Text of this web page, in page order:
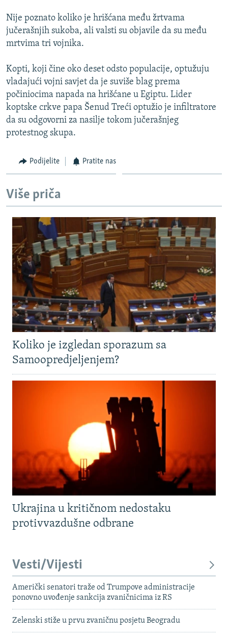
SVE KARTE DEJTONA
NASTANAK I RASPAD JUGOSLAVIJE
Nije poznato koliko je hrišćana među žrtvama
jučerašnjih sukoba, ali valsti su objavile da su među
mrtvima tri vojnika.
Kopti, koji čine oko deset odsto populacije, optužuju
vladajući vojni savjet da je suviše blag prema
počiniocima napada na hrišćane u Egiptu. Lider
koptske crkve papa Šenud Treći optužio je infiltratore
da su odgovorni za nasilje tokom jučerašnjeg
protestnog skupa.
Podijelite Pratite nas
Više priča
Koliko je izgledan sporazum sa
Samoopredjeljenjem?
Ukrajina u kritičnom nedostaku
protivvazdušne odbrane
Vesti/Vijesti
Američki senatori traže od Trumpove administracije
ponovno uvođenje sankcija zvaničnicima iz RS
Zelenski stiže u prvu zvaničnu posjetu Beogradu